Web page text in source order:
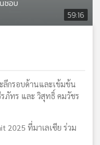
59:16
ชอบ
ลึกรอบด้านและเข้มข้น
ภัทร และ วิสุทธิ์ คมวัชร
2025 ที่มาเลเซีย ร่วม